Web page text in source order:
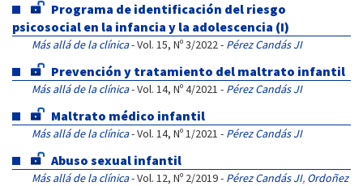
Programa de identificación del riesgo
psicosocial en la infancia y la adolescencia (I)
Más allá de la clínica- Vol. 15, Nº 3/2022 - Pérez Candás JI
Prevención y tratamiento del maltrato infantil
Más allá de la clínica- Vol. 14, Nº 4/2021 - Pérez Candás JI
Maltrato médico infantil
Más allá de la clínica- Vol. 14, Nº 1/2021 - Pérez Candás JI
Abuso sexual infantil
Más allá de la clínica- Vol. 12, Nº 2/2019 - Pérez Candás JI, Ordoñez